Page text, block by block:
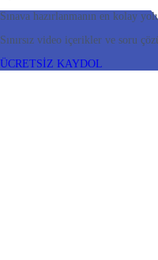
Sınava hazırlanmanın en kolay
Sınırsız video içerikler ve soru
ÜCRETSİZ KAYDOL